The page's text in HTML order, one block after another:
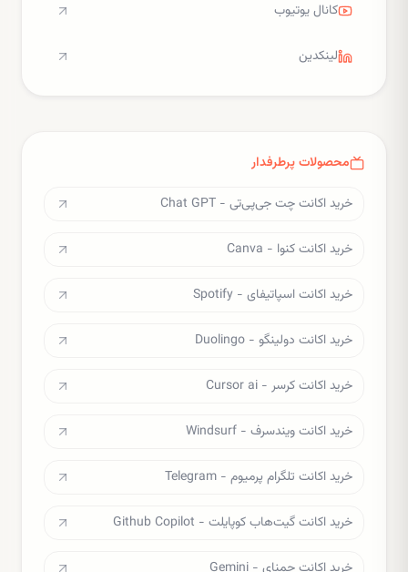
کانال یوتیوب
لینکدین
محصولات پرطرفدار
خرید اکانت چت جی‌پی‌تی - Chat GPT
خرید اکانت کنوا - Canva
خرید اکانت اسپاتیفای - Spotify
خرید اکانت دولینگو - Duolingo
خرید اکانت کرسر - Cursor ai
خرید اکانت ویندسرف - Windsurf
خرید اکانت تلگرام پرمیوم - Telegram
خرید اکانت گیت‌هاب کوپایلت - Github Copilot